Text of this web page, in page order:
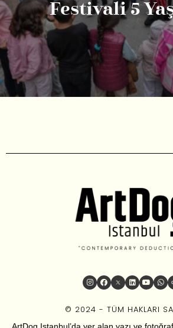
Festivali 5
© 2024 - TÜM HAKLARI
ArtDog Istanbul’da yer alan yazı ve